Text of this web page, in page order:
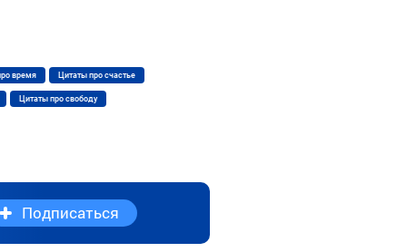
время Цитаты про счастье
Цитаты про свободу
Подписаться